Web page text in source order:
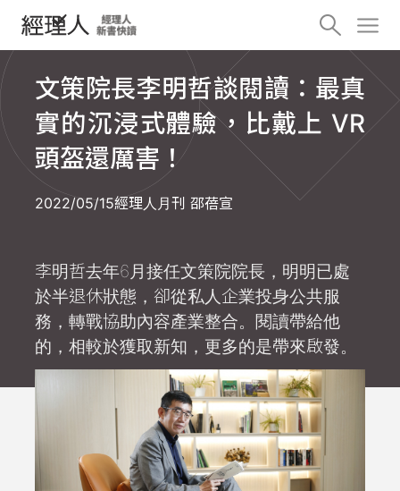
文策院長李明哲談閱讀：最真
實的沉浸式體驗，比戴上 VR
頭盔還厲害！
2022/05/15經理人月刊 邵蓓宣
李明哲去年6月接任文策院院長，明明已處
於半退休狀態，卻從私人企業投身公共服
務，轉戰協助內容產業整合。閱讀帶給他
的，相較於獲取新知，更多的是帶來啟發。